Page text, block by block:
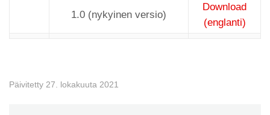
1.0 (nykyinen versio)
Download
(englanti)
Päivitetty 27. lokakuuta 2021